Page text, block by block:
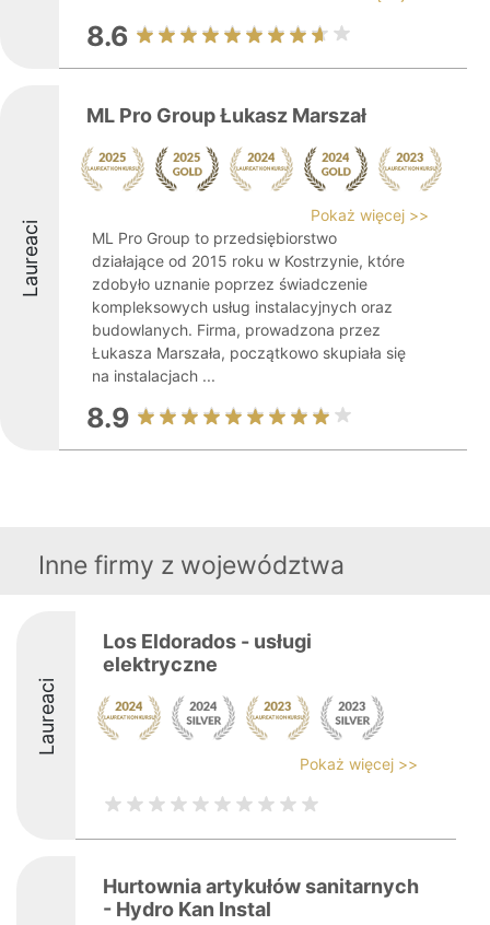
8.6
Laureaci
ML Pro Group Łukasz Marszał
Pokaż więcej >>
ML Pro Group to przedsiębiorstwo
działające od 2015 roku w Kostrzynie, które
zdobyło uznanie poprzez świadczenie
kompleksowych usług instalacyjnych oraz
budowlanych. Firma, prowadzona przez
Łukasza Marszała, początkowo skupiała się
na instalacjach ...
8.9
Inne firmy z województwa
Laureaci
Los Eldorados - usługi
elektryczne
Pokaż więcej >>
Hurtownia artykułów sanitarnych
- Hydro Kan Instal